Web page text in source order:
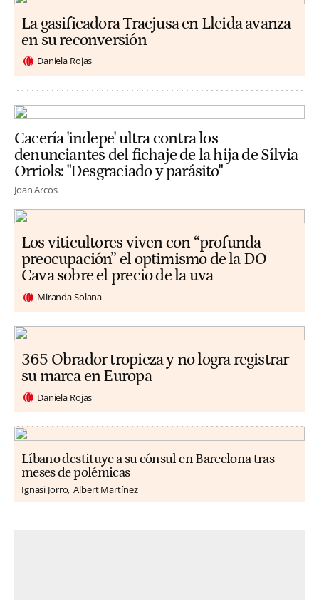
La gasificadora Tracjusa en Lleida avanza
en su reconversión
Daniela Rojas
Cacería 'indepe' ultra contra los
denunciantes del fichaje de la hija de Sílvia
Orriols: "Desgraciado y parásito"
Joan Arcos
Los viticultores viven con “profunda
preocupación” el optimismo de la DO
Cava sobre el precio de la uva
Miranda Solana
365 Obrador tropieza y no logra registrar
su marca en Europa
Daniela Rojas
Líbano destituye a su cónsul en Barcelona tras
meses de polémicas
Ignasi Jorro Albert Martínez